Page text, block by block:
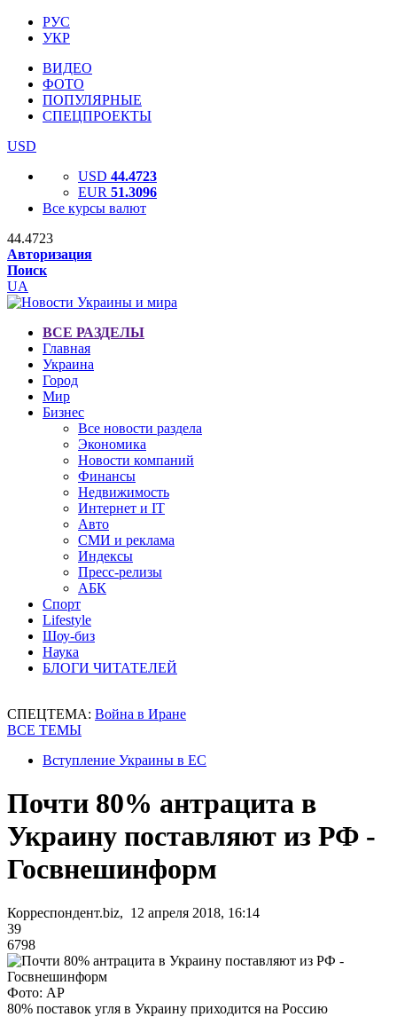
РУС
УКР
ВИДЕО
ФОТО
ПОПУЛЯРНЫЕ
СПЕЦПРОЕКТЫ
USD
USD 44.4723
EUR 51.3096
Все курсы валют
44.4723
Авторизация
Поиск
UA
ВСЕ РАЗДЕЛЫ
Главная
Украина
Город
Мир
Бизнес
Все новости раздела
Экономика
Новости компаний
Финансы
Недвижимость
Интернет и IT
Авто
СМИ и реклама
Индексы
Пресс-релизы
АБК
Спорт
Lifestyle
Шоу-биз
Наука
БЛОГИ ЧИТАТЕЛЕЙ
СПЕЦТЕМА: Война в Иране
ВСЕ ТЕМЫ
Вступление Украины в ЕС
Почти 80% антрацита в
Украину поставляют из РФ -
Госвнешинформ
Корреспондент.biz, 12 апреля 2018, 16:14
39
6798
Фото: АР
80% поставок угля в Украину приходится на Россию